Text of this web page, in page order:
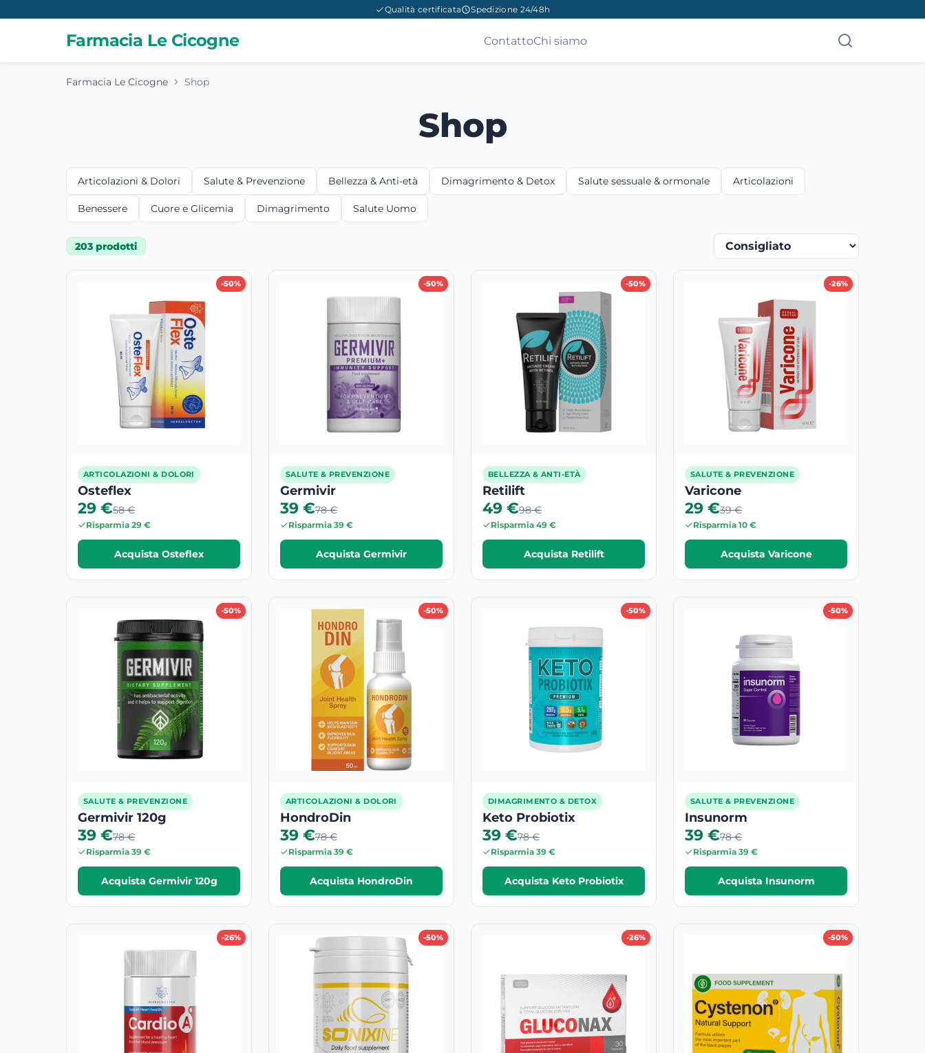
Qualità certificata Spedizione 24/48h
Farmacia Le Cicogne ContattoChi siamo
Farmacia Le Cicogne Shop
Shop
Articolazioni & Dolori Salute & Prevenzione Bellezza & Anti-età Dimagrimento & Detox Salute sessuale & ormonale Articolazioni
Benessere Cuore e Glicemia Dimagrimento Salute Uomo
203 prodotti
-50%
ARTICOLAZIONI & DOLORI
Osteflex
29 €58 €
Risparmia 29 €
Acquista Osteflex
-50%
SALUTE & PREVENZIONE
Germivir
39 €78 €
Risparmia 39 €
Acquista Germivir
-50%
BELLEZZA & ANTI-ETÀ
Retilift
49 €98 €
Risparmia 49 €
Acquista Retilift
-26%
SALUTE & PREVENZIONE
Varicone
29 €39 €
Risparmia 10 €
Acquista Varicone
-50%
SALUTE & PREVENZIONE
Germivir 120g
39 €78 €
Risparmia 39 €
Acquista Germivir 120g
-50%
ARTICOLAZIONI & DOLORI
HondroDin
39 €78 €
Risparmia 39 €
Acquista HondroDin
-50%
DIMAGRIMENTO & DETOX
Keto Probiotix
39 €78 €
Risparmia 39 €
Acquista Keto Probiotix
-50%
SALUTE & PREVENZIONE
Insunorm
39 €78 €
Risparmia 39 €
Acquista Insunorm
-26% -50% -26% -50%